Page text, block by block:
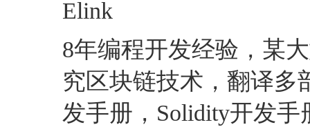
课程环境
Windows + Mist +
授课对象